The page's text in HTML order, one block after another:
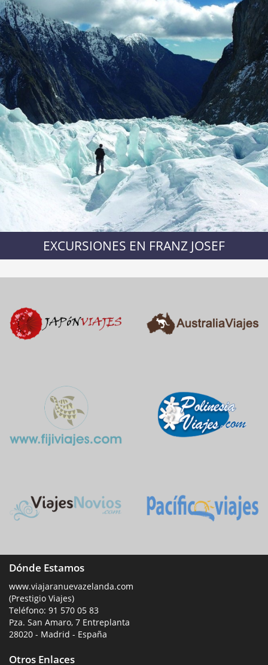
EXCURSIONES EN FRANZ JOSEF
Dónde Estamos
www.viajaranuevazelanda.com
(Prestigio Viajes)
Teléfono: 91 570 05 83
Pza. San Amaro, 7 Entreplanta
28020 - Madrid - España
Otros Enlaces